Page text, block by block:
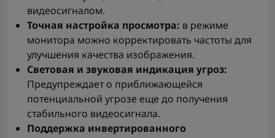
видеосигналом.
Точная настройка просмотра: в режиме
монитора можно корректировать частоты для
улучшения качества изображения.
Световая и звуковая индикация угроз:
Предупреждает о приближающейся
потенциальной угрозе еще до получения
стабильного видеосигнала.
Поддержка инвертированного